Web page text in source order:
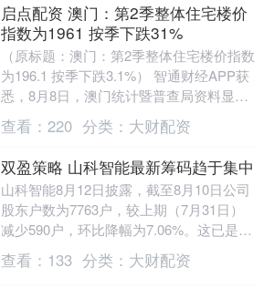
启点配资 澳门：第2季整体住宅楼价
指数为1961 按季下跌31%
（原标题：澳门：第2季整体住宅楼价指数
为196.1 按季下跌3.1%） 智通财经APP获
悉，8月8日，澳门统计暨普查局资料显
示，2025年第2季整体住宅楼价指数....
查看： 220 分类： 大财配资
双盈策略 山科智能最新筹码趋于集中
山科智能8月12日披露，截至8月10日公司
股东户数为7763户，较上期（7月31日）
减少590户，环比降幅为7.06%。这已是该
公司股东户数连续第2期下降。 证....
查看： 133 分类： 大财配资